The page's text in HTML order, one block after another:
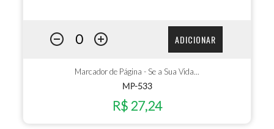
ADICIONAR
Marcador de Página - Se a Sua Vida...
MP-533
R$ 27,24